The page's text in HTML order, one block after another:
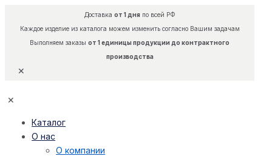
Доставка от 1 дняпо всей РФ
Каждое изделие из каталога можем изменить согласно Вашим задачам
Выполняем заказы от 1 единицы продукции до контрактного
производства
✕
✕
Каталог
О нас
О компании